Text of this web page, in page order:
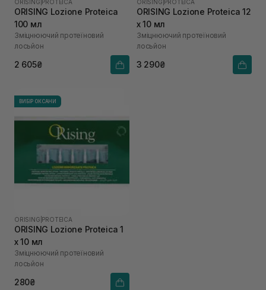
ORISING PROTEICA
ORISING Lozione Proteica
100 мл
Зміцнюючий протеїновий
лосьйон
2 605₴
ORISING PROTEICA
ORISING Lozione Proteica 12
х 10 мл
Зміцнюючий протеїновий
лосьйон
3 290₴
ВИБІР ОКСАНИ
ORISING PROTEICA
ORISING Lozione Proteica 1
х 10 мл
Зміцнюючий протеїновий
лосьйон
280₴